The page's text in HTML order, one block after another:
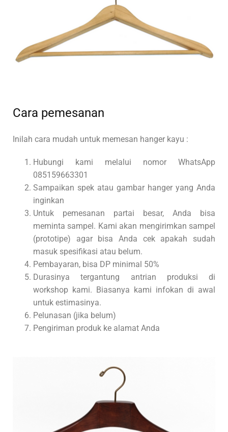
Cara pemesanan
Inilah cara mudah untuk memesan hanger kayu :
Hubungi kami melalui nomor WhatsApp
085159663301
Sampaikan spek atau gambar hanger yang Anda
inginkan
Untuk pemesanan partai besar, Anda bisa
meminta sampel. Kami akan mengirimkan sampel
(prototipe) agar bisa Anda cek apakah sudah
masuk spesifikasi atau belum.
Pembayaran, bisa DP minimal 50%
Durasinya tergantung antrian produksi di
workshop kami. Biasanya kami infokan di awal
untuk estimasinya.
Pelunasan (jika belum)
Pengiriman produk ke alamat Anda